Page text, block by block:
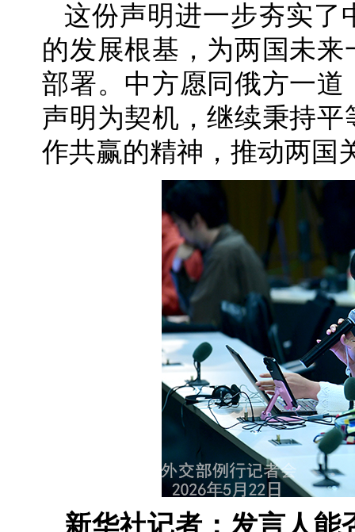
这份声明进一步夯实了
的发展根基，为两国未
部署。中方愿同俄方一
声明为契机，继续秉持
作共赢的精神，推动两国
新华社记者：发言人能